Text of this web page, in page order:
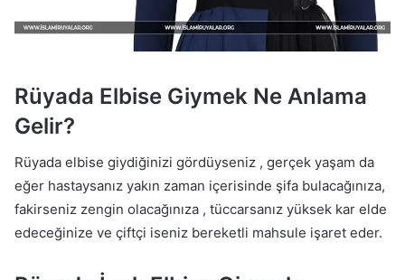
Rüyada Elbise Giymek Ne Anlama
Gelir?
Rüyada elbise giydiğinizi gördüyseniz , gerçek yaşam da
eğer hastaysanız yakın zaman içerisinde şifa bulacağınıza,
fakirseniz zengin olacağınıza , tüccarsanız yüksek kar elde
edeceğinize ve çiftçi iseniz bereketli mahsule işaret eder.